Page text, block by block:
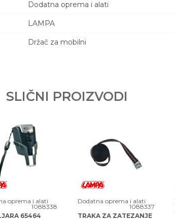
Dodatna oprema i alati
LAMPA
Držač za mobilni
po osnovu zakona o zaštiti
SLIČNI PROIZVODI
oprema i alati
1088338
65464
Dodatna oprema i alati
1088337
TRAKA ZA ZATEZANJE